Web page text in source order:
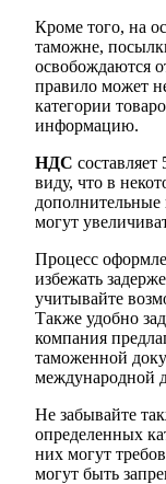
Кроме того, на
таможне,
освобождаются
правило может
категории
информацию.
НДС
виду, что в
могут
Процесс
избежать
учитывайте
Также удобно
компания
таможенной
международной
Не забывайте
определенных
них могут
могут быть